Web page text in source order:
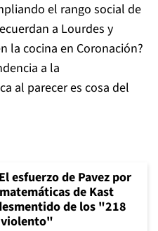
el rango social de
a Lourdes y
la cocina en Coronación?
a la
al parecer es cosa del
El esfuerzo de Pavez por
de Kast
de los "218